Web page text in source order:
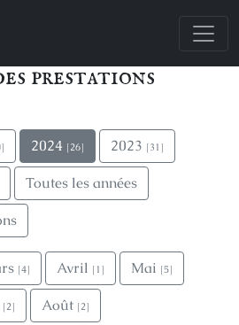
prestations
2024 [26] 2023 [31]
Toutes les années
[4] Avril [1] Mai [5]
[2] Août [2]